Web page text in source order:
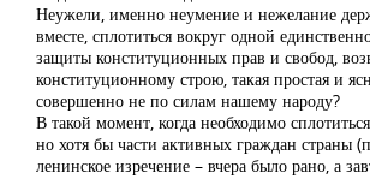
Неужели, именно неумение и нежелание
вместе, сплотиться вокруг одной
защиты конституционных прав и свобод,
конституционному строю, такая простая и
совершенно не по силам нашему народу?
В такой момент, когда необходимо
но хотя бы части активных граждан страны
ленинское изречение – вчера было рано, а